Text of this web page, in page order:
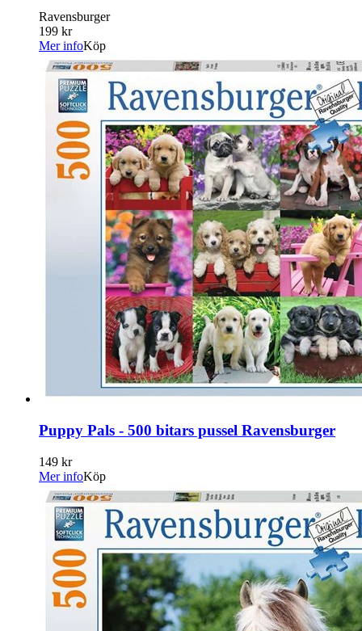
Ravensburger
199 kr
Mer infoKöp
Puppy Pals - 500 bitars pussel Ravensburger
149 kr
Mer infoKöp